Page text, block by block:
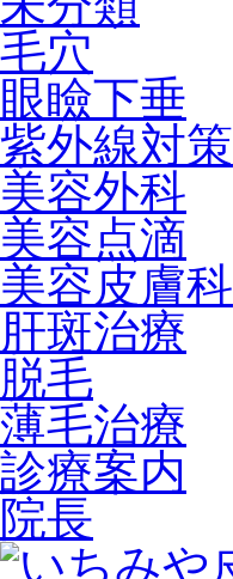
毛穴
眼瞼下垂
紫外線対策
美容外科
美容点滴
美容皮膚科
肝斑治療
脱毛
薄毛治療
診療案内
院長